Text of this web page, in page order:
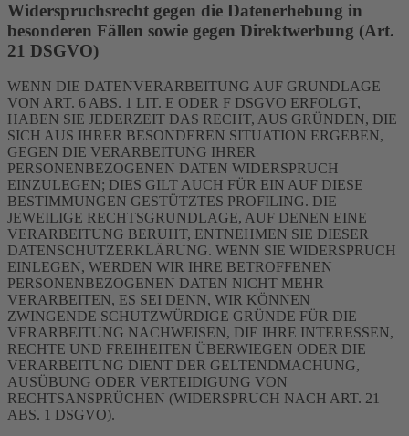
Widerspruchsrecht gegen die Datenerhebung in
besonderen Fällen sowie gegen Direktwerbung (Art.
21 DSGVO)
WENN DIE DATENVERARBEITUNG AUF GRUNDLAGE
VON ART. 6 ABS. 1 LIT. E ODER F DSGVO ERFOLGT,
HABEN SIE JEDERZEIT DAS RECHT, AUS GRÜNDEN, DIE
SICH AUS IHRER BESONDEREN SITUATION ERGEBEN,
GEGEN DIE VERARBEITUNG IHRER
PERSONENBEZOGENEN DATEN WIDERSPRUCH
EINZULEGEN; DIES GILT AUCH FÜR EIN AUF DIESE
BESTIMMUNGEN GESTÜTZTES PROFILING. DIE
JEWEILIGE RECHTSGRUNDLAGE, AUF DENEN EINE
VERARBEITUNG BERUHT, ENTNEHMEN SIE DIESER
DATENSCHUTZERKLÄRUNG. WENN SIE WIDERSPRUCH
EINLEGEN, WERDEN WIR IHRE BETROFFENEN
PERSONENBEZOGENEN DATEN NICHT MEHR
VERARBEITEN, ES SEI DENN, WIR KÖNNEN
ZWINGENDE SCHUTZWÜRDIGE GRÜNDE FÜR DIE
VERARBEITUNG NACHWEISEN, DIE IHRE INTERESSEN,
RECHTE UND FREIHEITEN ÜBERWIEGEN ODER DIE
VERARBEITUNG DIENT DER GELTENDMACHUNG,
AUSÜBUNG ODER VERTEIDIGUNG VON
RECHTSANSPRÜCHEN (WIDERSPRUCH NACH ART. 21
ABS. 1 DSGVO).